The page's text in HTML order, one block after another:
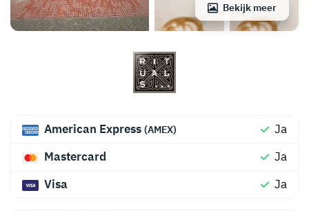
Bekijk meer
American Express (AMEX)
Ja
Mastercard
Ja
Visa
Ja